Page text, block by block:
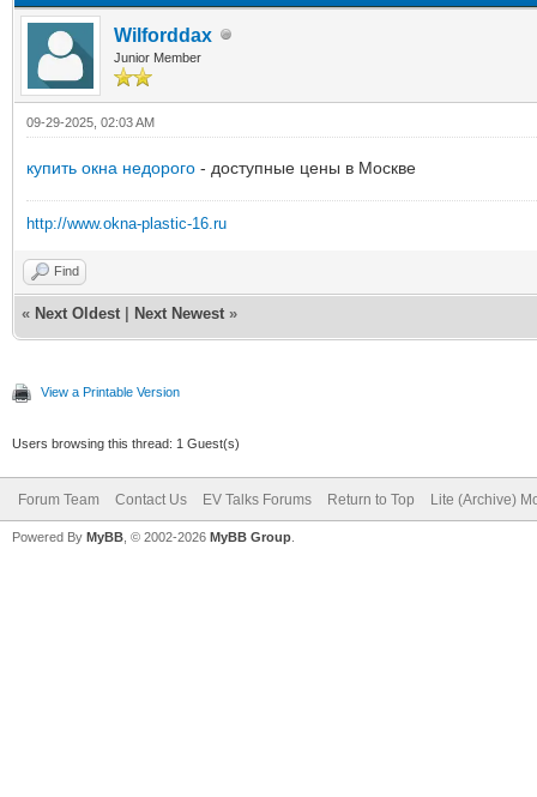
Wilforddax
Junior Member
09-29-2025, 02:03 AM
купить окна недорого - доступные цены в Москве
http://www.okna-plastic-16.ru
Find
« Next Oldest Next Newest »
View a Printable Version
Users browsing this thread: 1 Guest(s)
Forum Team Contact Us EV Talks Forums Return to Top Lite (Archive)
Powered By MyBB , © 2002-2026 MyBB Group